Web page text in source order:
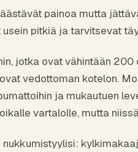
painoa mutta
pitkiä ja tarvitsevat
jotka ovat vähintään
vedottoman kotelon.
ja mukautuen
vartalolle, mutta
nukkumistyylisi: